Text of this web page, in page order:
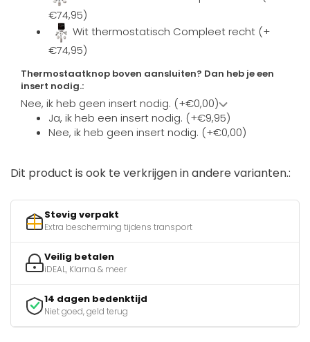
€74,95)
Wit thermostatisch Compleet recht (+
€74,95)
Thermostaatknop boven aansluiten? Dan heb je een
insert nodig.:
Nee, ik heb geen insert nodig. (+€0,00)
Ja, ik heb een insert nodig. (+€9,95)
Nee, ik heb geen insert nodig. (+€0,00)
Dit product is ook te verkrijgen in andere varianten.:
Stevig verpakt
Extra bescherming tijdens transport
Veilig betalen
iDEAL, Klarna & meer
14 dagen bedenktijd
Niet goed, geld terug